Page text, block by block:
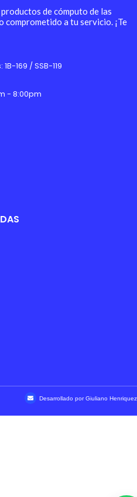
de cómputo de las
comprometido a tu servicio. ¡Te
169 / SSB-119
- 8:00pm
Desarrollado por Giuliano Henriquez